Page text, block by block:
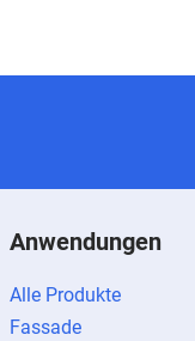
Anwendungen
Alle Produkte
Fassade